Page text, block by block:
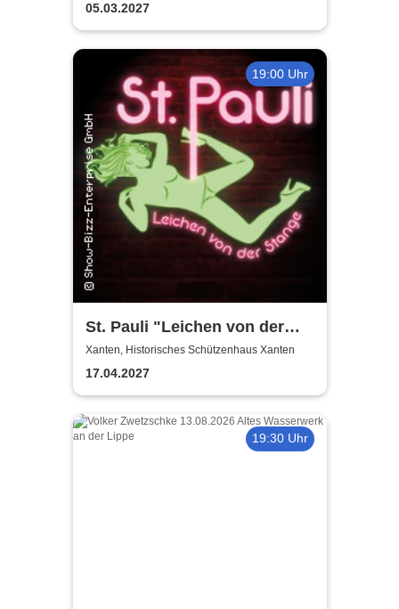
05.03.2027
19:00 Uhr
St. Pauli "Leichen von der
Stange" - Krimi-Dinner
Xanten, Historisches Schützenhaus Xanten
17.04.2027
19:30 Uhr